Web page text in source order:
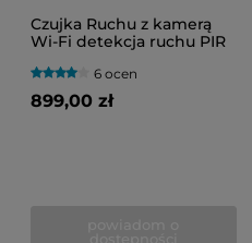
Czujka Ruchu z kamerą
Wi-Fi detekcja ruchu PIR
baterii)
6 ocen
899,00 zł